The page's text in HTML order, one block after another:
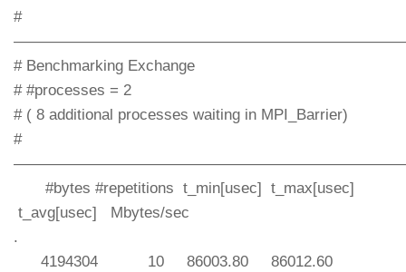
#
—————————————————————————–
# Benchmarking Exchange
# #processes = 2
# ( 8 additional processes waiting in MPI_Barrier)
#
—————————————————————————–
#bytes #repetitions t_min[usec] t_max[usec]
t_avg[usec] Mbytes/sec
.
4194304 10 86003.80 86012.60